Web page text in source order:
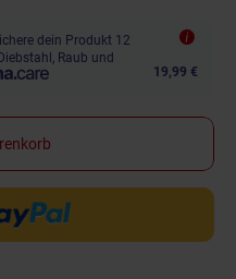
dein Produkt 12
Raub und
19,99 €